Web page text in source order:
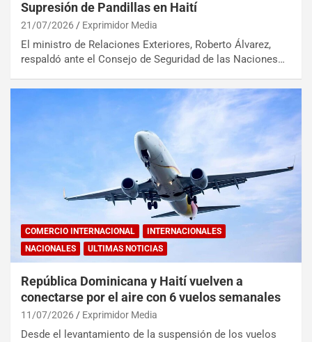
Supresión de Pandillas en Haití
21/07/2026 Exprimidor Media
El ministro de Relaciones Exteriores, Roberto Álvarez,
respaldó ante el Consejo de Seguridad de las Naciones…
COMERCIO INTERNACIONAL
INTERNACIONALES
NACIONALES
ULTIMAS NOTICIAS
República Dominicana y Haití vuelven a
conectarse por el aire con 6 vuelos semanales
11/07/2026 Exprimidor Media
Desde el levantamiento de la suspensión de los vuelos